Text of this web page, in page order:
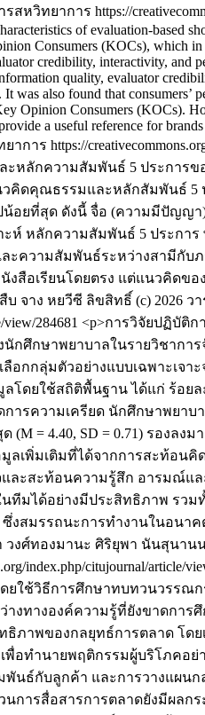
หวิทยาการ https://
of evaluation-based
Consumers (KOCs), which in
credibility, interactivity, and
quality, evaluator
was also found that
Opinion Consumers (KOCs).
a useful reference for
าร https://
หลักความสัมพันธ์ 5 ประการ
ดคุณธรรมและหลักสัมพันธ์ 5 ป
ยที่สุด ดังนี้ จื่อ (ความมีปัญญา)
ะห์ หลักความสัมพันธ์ 5 ประก
ละความสัมพันธ์ระหว่างสามีกั
สือเรียนโดยตรง แต่แนวคิดข
บ จาง หยวีซี ลิขสิทธิ์ (c) 2026 วา
284681 <p>การวิจัยปฏิบัติก
กศึกษาพยาบาลในรายวิชากา
อกกลุ่มตัวอย่างแบบเฉพาะเจ
โดยใช้สถิติพื้นฐาน ได้แก่ ร้อย
ารความเครียด นักศึกษาพยาบ
= 4.40, SD = 0.71) รองลง
อมูลเพิ่มเติมที่ได้จากการสะท้อ
ละสะท้อนความรู้สึก อารมณ์แล
ทีมได้อย่างมีประสิทธิภาพ รว
ซึ่งสมรรถนะการทำงานในอน
วงศ์ทองมานะ ศิริยุพา นันสุนาน
index.php/citujournal/article/
ใช้วิธีการศึกษาทบทวนวรรณก
างทางองค์ความรู้ที่ยังขาดกา
ภาพของกลยุทธ์การตลาด โดย
อทำนายพฤติกรรมผู้บริโภคอ
นธ์กับลูกค้า และการวางแผน
การสื่อสารการตลาดยังมีผลก